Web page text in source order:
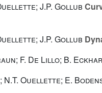
J.P. Gollub
J.P. Gollub
F. De Lillo; B.
N.T. Ouellette; E.